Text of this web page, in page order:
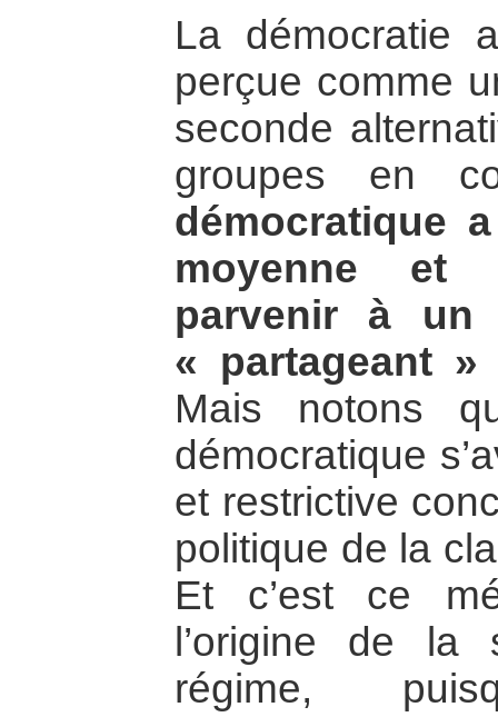
La démocratie
perçue comme
seconde
groupes en
démocratique
moyenne et
parvenir à un
« partageant »
Mais notons
démocratique
et restrictive
politique de la
Et c’est ce
l’origine de la
régime,